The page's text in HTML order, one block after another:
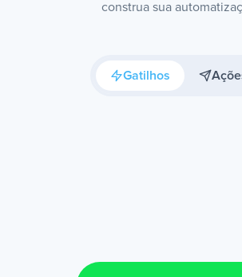
construa sua
Gatilhos